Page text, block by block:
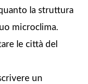
la struttura
microclima.
le città del
un